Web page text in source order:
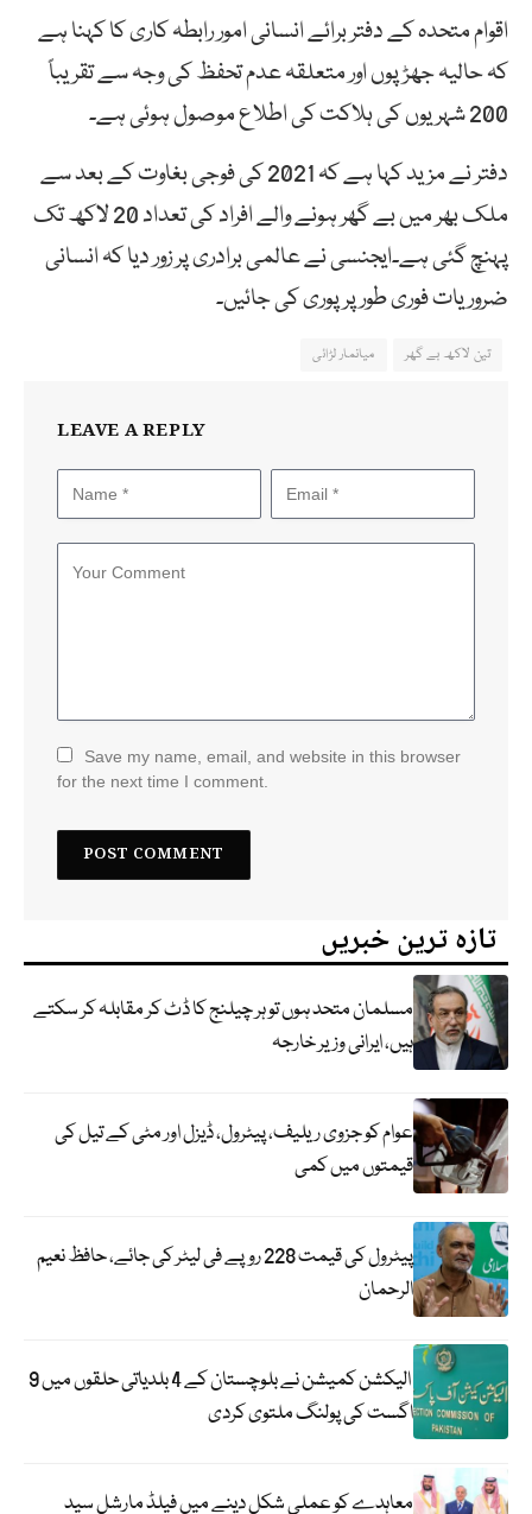
اقوام متحدہ کے دفتر برائے انسانی امور رابطہ کاری کا کہنا ہے
کہ حالیہ جھڑپوں اور متعلقہ عدم تحفظ کی وجہ سے تقریباً
200 شہریوں کی ہلاکت کی اطلاع موصول ہوئی ہے۔
دفتر نے مزید کہا ہے کہ 2021 کی فوجی بغاوت کے بعد سے
ملک بھر میں بے گھر ہونے والے افراد کی تعداد 20 لاکھ تک
پہنچ گئی ہے۔ایجنسی نے عالمی برادری پر زور دیا کہ انسانی
ضروریات فوری طور پر پوری کی جائیں۔
تین لاکھ بے گھر میانمار لڑائی
LEAVE A REPLY
Save my name, email, and website in this browser
for the next time I comment.
تازہ ترین خبریں
مسلمان متحد ہوں تو ہر چیلنج کا ڈٹ کر مقابلہ کر سکتے
ہیں، ایرانی وزیر خارجہ
عوام کو جزوی ریلیف، پیٹرول، ڈیزل اور مٹی کے تیل کی
قیمتوں میں کمی
پیٹرول کی قیمت 228 روپے فی لیٹر کی جائے، حافظ نعیم
الرحمان
الیکشن کمیشن نے بلوچستان کے 4 بلدیاتی حلقوں میں 9
اگست کی پولنگ ملتوی کردی
معاہدے کو عملی شکل دینے میں فیلڈ مارشل سید